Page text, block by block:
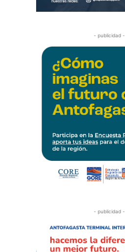
- publicidad -
- publicidad -